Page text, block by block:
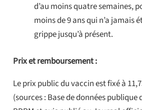
d’au moins quatre semaines,
moins de 9 ans qui n’a jamais
grippe jusqu’à présent.
Prix et remboursement :
Le prix public du vaccin est fixé à
(sources : Base de données